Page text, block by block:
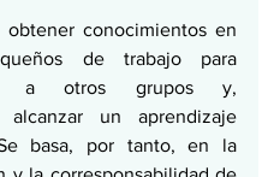
conocimientos en
de trabajo para
a otros grupos y,
alcanzar un aprendizaje
basa, por tanto, en la